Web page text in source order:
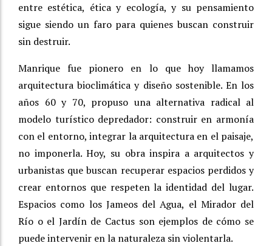
entre estética, ética y ecología, y su pensamiento
sigue siendo un faro para quienes buscan construir
sin destruir.
Manrique fue pionero en lo que hoy llamamos
arquitectura bioclimática y diseño sostenible. En los
años 60 y 70, propuso una alternativa radical al
modelo turístico depredador: construir en armonía
con el entorno, integrar la arquitectura en el paisaje,
no imponerla. Hoy, su obra inspira a arquitectos y
urbanistas que buscan recuperar espacios perdidos y
crear entornos que respeten la identidad del lugar.
Espacios como los Jameos del Agua, el Mirador del
Río o el Jardín de Cactus son ejemplos de cómo se
puede intervenir en la naturaleza sin violentarla.